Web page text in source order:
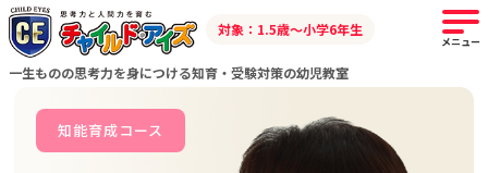
一生ものの思考力を身につける知育・受験対策の幼児教室
対象：1.5歳～小学6年生
メニュー
知能育成コース